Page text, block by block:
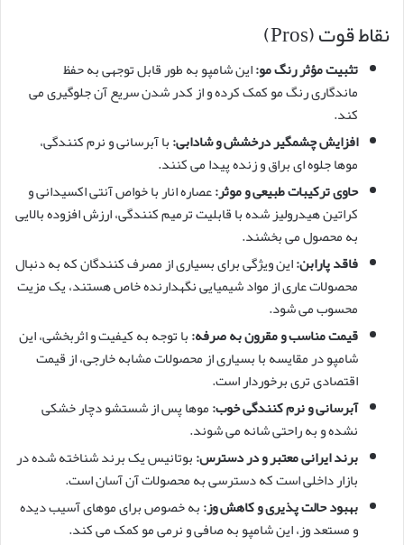
نقاط قوت (Pros)
تثبیت مؤثر رنگ مو:این شامپو به طور قابل توجهی به حفظ
ماندگاری رنگ مو کمک کرده و از کدر شدن سریع آن جلوگیری می
کند.
افزایش چشمگیر درخشش و شادابی:با آبرسانی و نرم کنندگی،
موها جلوه ای براق و زنده پیدا می کنند.
حاوی ترکیبات طبیعی و موثر:عصاره انار با خواص آنتی اکسیدانی و
کراتین هیدرولیز شده با قابلیت ترمیم کنندگی، ارزش افزوده بالایی
به محصول می بخشند.
فاقد پارابن:این ویژگی برای بسیاری از مصرف کنندگان که به دنبال
محصولات عاری از مواد شیمیایی نگهدارنده خاص هستند، یک مزیت
محسوب می شود.
قیمت مناسب و مقرون به صرفه:با توجه به کیفیت و اثربخشی، این
شامپو در مقایسه با بسیاری از محصولات مشابه خارجی، از قیمت
اقتصادی تری برخوردار است.
آبرسانی و نرم کنندگی خوب:موها پس از شستشو دچار خشکی
نشده و به راحتی شانه می شوند.
برند ایرانی معتبر و در دسترس:بوتانیس یک برند شناخته شده در
بازار داخلی است که دسترسی به محصولات آن آسان است.
بهبود حالت پذیری و کاهش وز:به خصوص برای موهای آسیب دیده
و مستعد وز، این شامپو به صافی و نرمی مو کمک می کند.